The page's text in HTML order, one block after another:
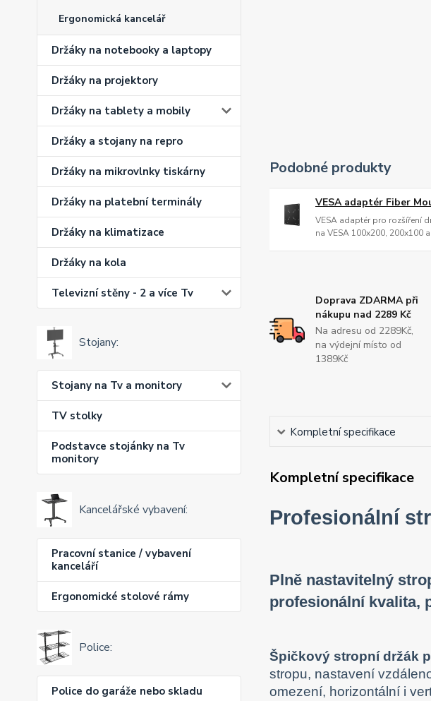
Ergonomická kancelář
Držáky na notebooky a laptopy
Držáky na projektory
Držáky na tablety a mobily
Držáky a stojany na repro
Držáky na mikrovlnky tiskárny
Držáky na platební terminály
Držáky na klimatizace
Držáky na kola
Televizní stěny - 2 a více Tv
Stojany:
Stojany na Tv a monitory
TV stolky
Podstavce stojánky na Tv
monitory
Kancelářské vybavení:
Pracovní stanice / vybavení
kanceláří
Ergonomické stolové rámy
Police:
Police do garáže nebo skladu
Podobné produkty
VESA adaptér Fiber
VESA adaptér pro rozšíření
na VESA 100x200, 200x100
Doprava ZDARMA při
nákupu nad 2289 Kč
Na adresu od 2289Kč,
na výdejní místo od
1389Kč
Kompletní specifikace
Kompletní specifikace
Profesionální
Plně nastavitelný
profesionální kvalita,
Špičkový stropní držák
stropu, nastavení
omezení, horizontální i